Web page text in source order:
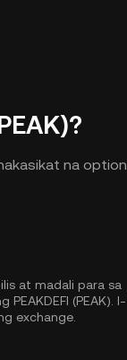
na option
at madali para sa
(PEAK). I-
exchange.